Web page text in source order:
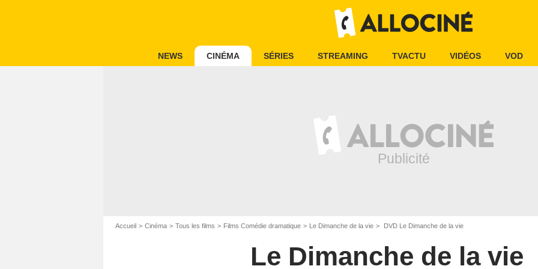
NEWS CINÉMA SÉRIES STREAMING TVACTU VIDÉOS VOD
Accueil Cinéma Tous les films Films Comédie dramatique Le Dimanche de la vie DVD Le Dimanche de la vie
Le Dimanche de la vie